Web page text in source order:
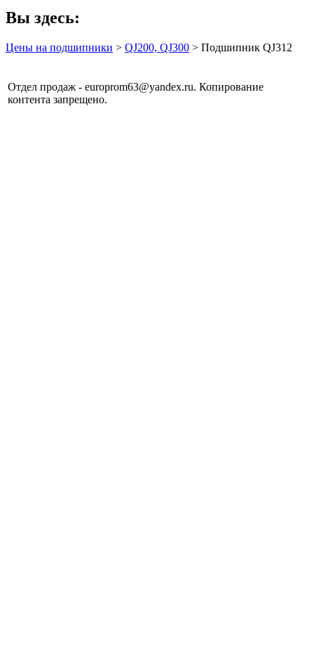
Вы здесь:
Цены на подшипники > QJ200, QJ300 > Подшипник QJ312
Отдел продаж - europrom63@yandex.ru. Копирование
контента запрещено.